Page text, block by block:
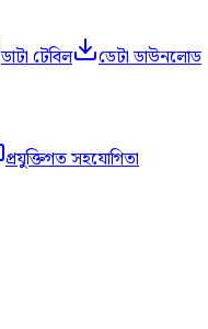
ডাটা টেবিল ডেটা ডাউনলোড
প্রযুক্তিগত সহযোগিতা